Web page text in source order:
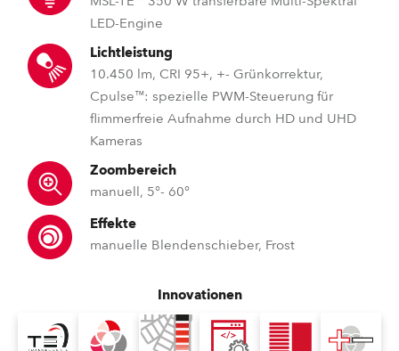
LED-Engine
Lichtleistung
10.450 lm, CRI 95+, +- Grünkorrektur,
Cpulse™: spezielle PWM-Steuerung für
flimmerfreie Aufnahme durch HD und UHD
Kameras
Zoombereich
manuell, 5°- 60°
Effekte
manuelle Blendenschieber, Frost
Innovationen